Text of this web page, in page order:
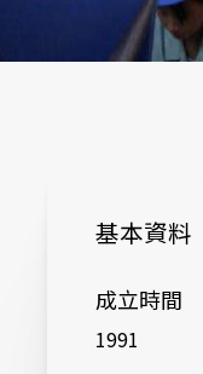
基本資料
成立時間
1991